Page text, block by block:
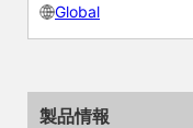
Global
製品情報